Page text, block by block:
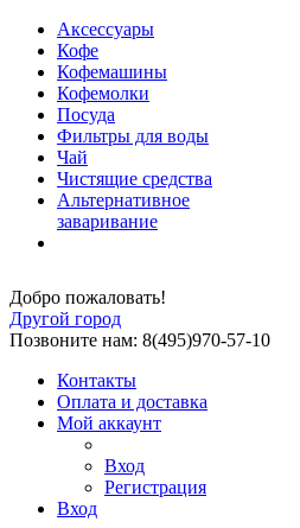
Аксессуары
Кофе
Кофемашины
Кофемолки
Посуда
Фильтры для воды
Чай
Чистящие средства
Альтернативное
заваривание
Добро пожаловать!
Другой город
Позвоните нам: 8(495)970-57-10
Контакты
Оплата и доставка
Мой аккаунт
Вход
Регистрация
Вход